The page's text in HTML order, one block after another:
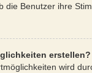
die Benutzer ihre
erstellen?
wird